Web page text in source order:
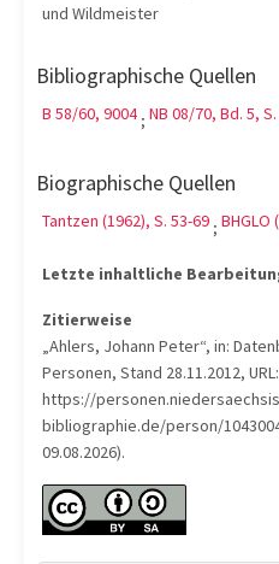
und Wildmeister
Bibliographische Quellen
B 58/60, 9004 ; NB 08/70, Bd. 5, S.
Biographische Quellen
Tantzen (1962), S. 53-69 ; BHGLO
Letzte inhaltliche
Zitierweise
„Ahlers, Johann Peter“, in:
Personen, Stand 28.11.2012, URL:
https://
bibliographie.de/person/
09.08.2026).